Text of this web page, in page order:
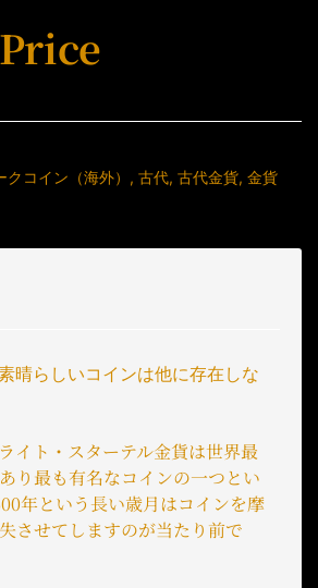
クコイン（海外） , 古代, 古代金貨, 金貨
晴らしいコインは他に存在しな
イト・スターテル金貨は世界最
り最も有名なコインの一つとい
年という長い歳月はコインを摩
させてしますのが当たり前で